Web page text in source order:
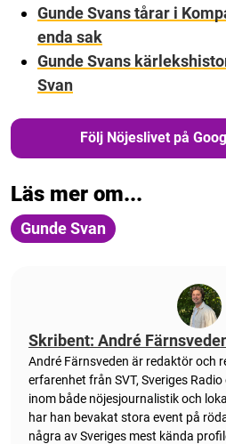
Gunde Svans tårar i
enda sak
Gunde Svans
Svan
Följ Nöjeslivet på
Läs mer om...
Gunde Svan
Skribent: André
André Färnsveden är redaktör och
erfarenhet från SVT, Sveriges
inom både nöjesjournalistik och
har han bevakat stora event på
några av Sveriges mest kända